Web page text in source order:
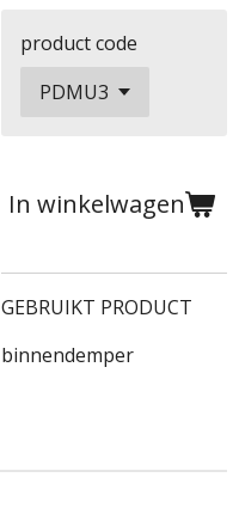
product code
In winkelwagen
GEBRUIKT PRODUCT
binnendemper